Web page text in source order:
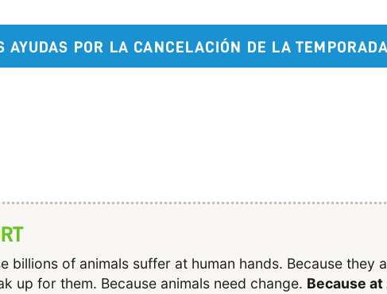
AYUDAS POR LA CANCELACIÓN DE LA
billions of animals suffer at human hands. Because they
up for them. Because animals need change. Because